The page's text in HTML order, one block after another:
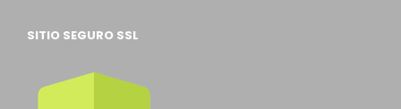
SITIO SEGURO SSL